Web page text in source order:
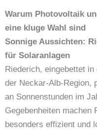
Warum Photovoltaik
eine kluge Wahl sind
Sonnige Aussichten:
für Solaranlagen
Riederich, eingebettet
der Neckar-Alb-Region,
an Sonnenstunden im
Gegebenheiten machen
besonders effizient und